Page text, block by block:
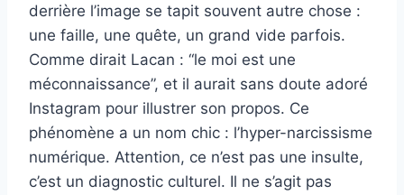
derrière l’image se tapit souvent autre chose :
une faille, une quête, un grand vide parfois.
Comme dirait Lacan : “le moi est une
méconnaissance”, et il aurait sans doute adoré
Instagram pour illustrer son propos. Ce
phénomène a un nom chic : l’hyper-narcissisme
numérique. Attention, ce n’est pas une insulte,
c’est un diagnostic culturel. Il ne s’agit pas